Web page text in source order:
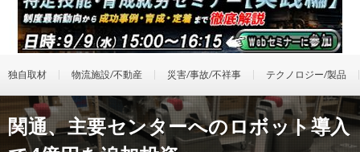
独自取材 物流施設/不動産 災害/事故/不祥事 テクノロジー/製品
関通、主要センターへのロボット導入